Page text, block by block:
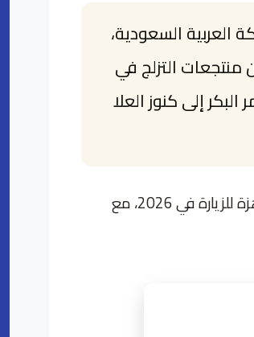
العربية السعودية،
التزلج في
إلى كنوز العلا
في هذا الدليل الشامل، نستعرض أبرز الوجهات السعودية التي ستكون جاهزة للزيارة في 2026، مع